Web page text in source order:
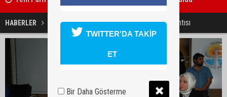
Feke Belediye Başkanı Cömert Özen, Adana Valisi Mustafa Yavuz’u
ziyaret etti
HABERLER SİYASET Karalar'ın en kısa meclis toplantısı
TWITTER'DA TAKİP
ET
Bir Daha Gösterme